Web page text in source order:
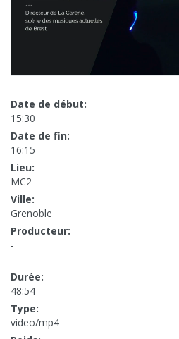
Date de début:
15:30
Date de fin:
16:15
Lieu:
MC2
Ville:
Grenoble
Producteur:
-
Durée:
48:54
Type:
video/mp4